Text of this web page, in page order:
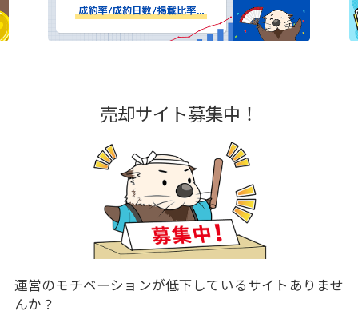
売却サイト募集中！
運営のモチベーションが低下しているサイトありませ
んか？